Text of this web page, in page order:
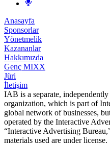
Anasayfa
Sponsorlar
Yönetmelik
Kazananlar
Hakkımızda
Genç MIXX
Jüri
İletişim
IAB is a separate,
organization, which is part of
global network of businesses,
operated by the Interactive
“Interactive Advertising
materials used are under license.